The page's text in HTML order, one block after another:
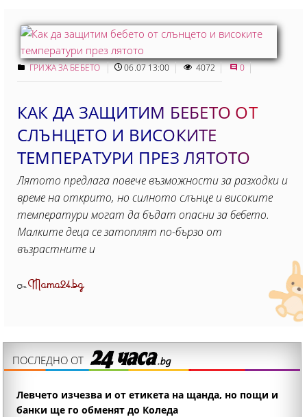
ГРИЖА ЗА БЕБЕТО 06.07 13:00 4072 0
КАК ДА ЗАЩИТИМ БЕБЕТО ОТ
СЛЪНЦЕТО И ВИСОКИТЕ
ТЕМПЕРАТУРИ ПРЕЗ ЛЯТОТО
Лятото предлага повече възможности за разходки и
време на открито, но силното слънце и високите
температури могат да бъдат опасни за бебето.
Малките деца се затоплят по-бързо от
възрастните и
ОтMama24.bg
ПОСЛЕДНО ОТ
Левчето изчезва и от етикета на щанда, но пощи и
банки ще го обменят до Коледа